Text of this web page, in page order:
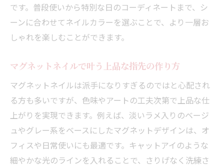
です。普段使いから特別な日のコーディネートまで、シ
ーンに合わせてネイルカラーを選ぶことで、より一層お
しゃれを楽しむことができます。
マグネットネイルで叶う上品な指先の作り方
マグネットネイルは派手になりすぎるのではと心配され
る方も多いですが、色味やアートの工夫次第で上品な仕
上がりを実現できます。例えば、淡いラメ入りのベージ
ュやグレー系をベースにしたマグネットデザインは、オ
フィスや日常使いにも最適です。キャットアイのような
細やかな光のラインを入れることで、さりげなく洗練さ